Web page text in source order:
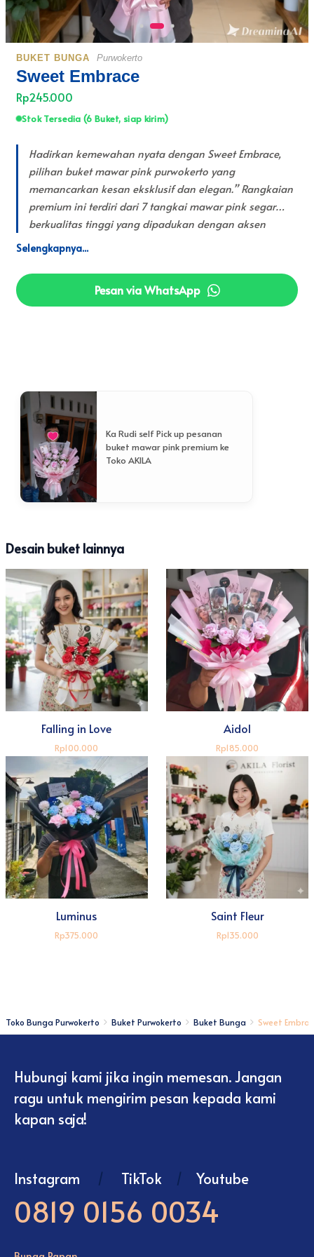
BUKET BUNGA
Sweet Embrace
Purwokerto
Rp245.000
Stok Tersedia (6 Buket, siap kirim)
Hadirkan kemewahan nyata dengan Sweet Embrace,
pilihan buket mawar pink purwokerto yang
memancarkan kesan eksklusif dan elegan.” Rangkaian
premium ini terdiri dari 7 tangkai mawar pink segar
berkualitas tinggi yang dipadukan dengan aksen
bunga filler baby breath putih serta dedaunan hijau
estetik seperti ruscus. Tekstur buket terlihat sangat
bervolume berkat teknik wrapping pink and white
layered yang menggunakan kombinasi kertas
cellophane premium dan kain jaring (snow mesh) putih
menginginkan kualitas terbaik
Pesan via WhatsApp
Ka Rudi self Pick up pesanan
buket mawar pink premium ke
Toko AKILA
Desain buket lainnya
Falling in Love
Rp100.000
Aidol
Rp185.000
Luminus
Rp375.000
Saint Fleur
Rp135.000
Toko Bunga Purwokerto Buket Purwokerto Buket Bunga Sweet
Hubungi kami jika ingin memesan. Jangan
ragu untuk mengirim pesan kepada kami
kapan saja!
Instagram / TikTok / Youtube
0819 0156 0034